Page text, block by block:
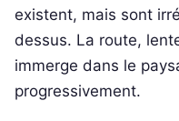
existent, mais sont
dessus. La route,
immerge dans le
progressivement.